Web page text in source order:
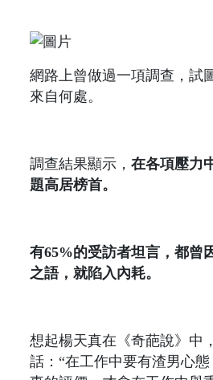
網路上曾做過一項調查，試
來自何處。
調查結果顯示， 在各項壓力
題高居榜首。
有65%的受訪者坦言，都曾
之語，就陷入內耗。
想起楊天真在《奇葩說》中
話：“在工作中要有渣男心